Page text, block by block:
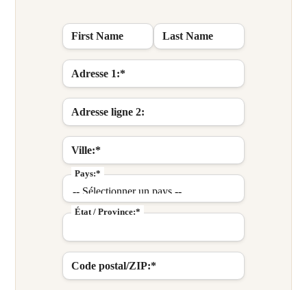
Nom :
First Name Last Name
Billing Address
Adresse 1:*
Adresse ligne 2:
Ville:*
Pays:*
État / Province:*
Code postal/ZIP:*